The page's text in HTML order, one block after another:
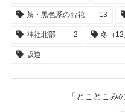
茶・黒色系のお花 13
神社北部 2 冬（
坂道
「とことこみ